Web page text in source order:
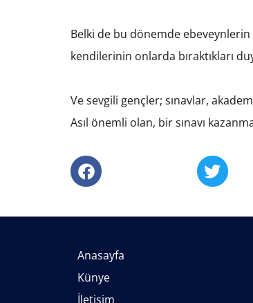
Belki de bu dönemde ebeveynlerin
kendilerinin onlarda bıraktıkları
Ve sevgili gençler; sınavlar,
Asıl önemli olan, bir sınavı
Anasayfa
Künye
İletişim